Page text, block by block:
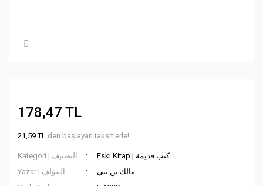
178,47 TL
21,59 TL den başlayan taksitlerle!
Kategori | التصنيف
Eski Kitap | كتب قديمة
Yazar | المؤلف
مالك بن نبي